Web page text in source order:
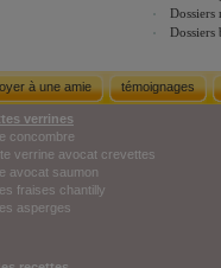
Dossiers
Dossiers
à une amie témoignages
verrines
concombre
verrine avocat crevettes
avocat saumon
fraises chantilly
asperges